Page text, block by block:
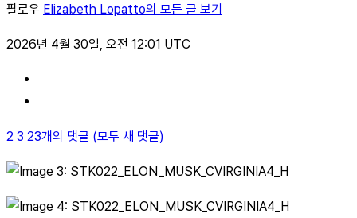
팔로우 Elizabeth Lopatto의 모든 글 보기
2026년 4월 30일, 오전 12:01 UTC
2 3 23개의 댓글 (모두 새 댓글)